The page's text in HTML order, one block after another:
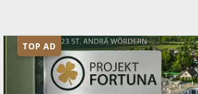
TOP AD